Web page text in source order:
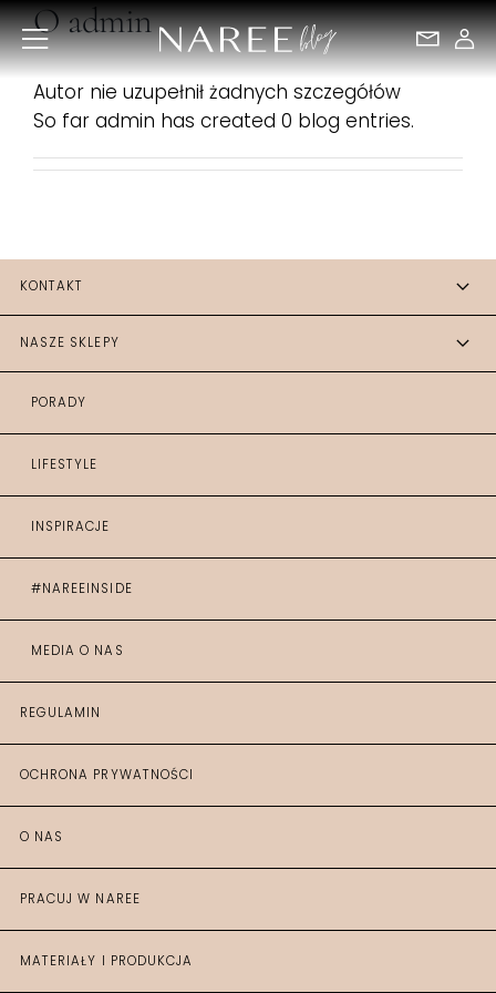
Przejdź
do
zawartości
Oadmin
Autor nie uzupełnił żadnych szczegółów
So far admin has created 0 blog entries.
KONTAKT
NASZE SKLEPY
PORADY
LIFESTYLE
INSPIRACJE
#NAREEINSIDE
MEDIA O NAS
REGULAMIN
OCHRONA PRYWATNOŚCI
O NAS
PRACUJ W NAREE
MATERIAŁY I PRODUKCJA